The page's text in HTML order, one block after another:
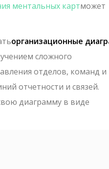
ментальных картможет
организационные
сложного
отделов, команд и
отчетности и связей.
диаграмму в виде